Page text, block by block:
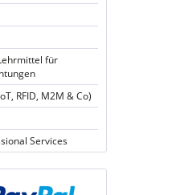
für
RFID, M2M & Co)
Services